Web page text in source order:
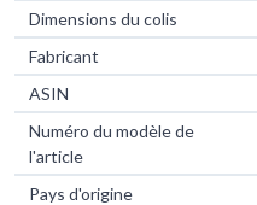
Dimensions du colis
Fabricant
ASIN
Numéro du modèle de
l'article
Pays d'origine